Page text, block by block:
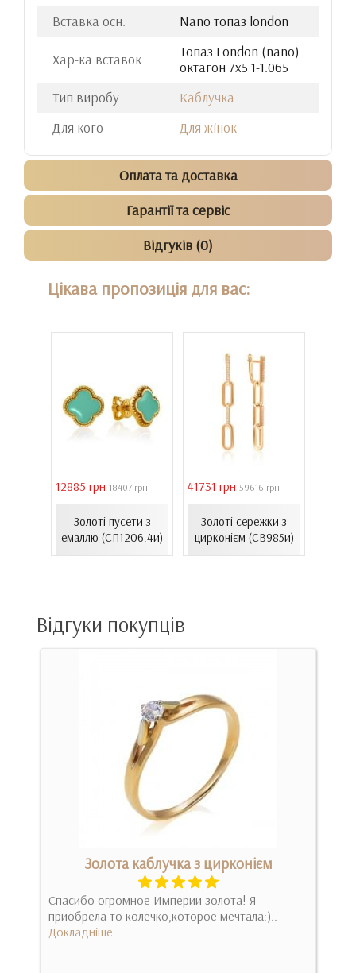
Вставка осн. Nano топаз london
Хар-ка вставок
Топаз London (nano)
октагон 7х5 1-1.065
Тип виробу
Каблучка
Для кого
Для жінок
Оплата та доставка
Гарантії та сервіс
Відгуків (0)
Цікава пропозиція для вас:
12885 грн 18407 грн
Золоті пусети з
емаллю (СП1206.4и)
41731 грн 59616 грн
Золоті сережки з
цирконієм (СВ985и)
Відгуки покупців
Золота каблучка з цирконієм
Спасибо огромное Империи золота! Я
приобрела то колечко,которое мечтала:)..
Докладніше